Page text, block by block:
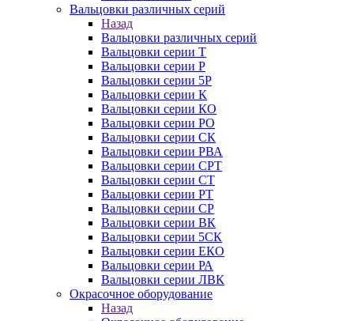
Вальцовки различных серий
Назад
Вальцовки различных серий
Вальцовки серии Т
Вальцовки серии Р
Вальцовки серии 5Р
Вальцовки серии К
Вальцовки серии КО
Вальцовки серии РО
Вальцовки серии СК
Вальцовки серии РВА
Вальцовки серии СРТ
Вальцовки серии СТ
Вальцовки серии РТ
Вальцовки серии СР
Вальцовки серии ВК
Вальцовки серии 5СК
Вальцовки серии ЕКО
Вальцовки серии РА
Вальцовки серии ЛВК
Окрасочное оборудование
Назад